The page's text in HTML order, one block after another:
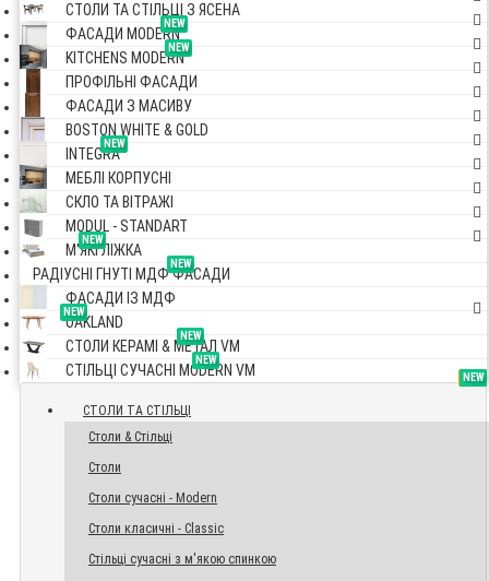
СТОЛИ ТА СТІЛЬЦІ З ЯСЕНА
NEW
ФАСАДИ MODERN
NEW
KITCHENS MODERN
ПРОФІЛЬНІ ФАСАДИ
ФАСАДИ З МАСИВУ
BOSTON WHITE & GOLD
NEW
INTEGRA
МЕБЛІ КОРПУСНІ
СКЛО ТА ВІТРАЖІ
MODUL - STANDART
NEW
М'ЯКІ ЛІЖКА
NEW
РАДІУСНІ ГНУТІ МДФ ФАСАДИ
ФАСАДИ ІЗ МДФ
NEW
OAKLAND
NEW
СТОЛИ КЕРАМІ & МЕТАЛ VM
NEW
СТІЛЬЦІ СУЧАСНІ MODERN VM TOP
СТОЛИ ТА СТІЛЬЦІ
Столи & Стільці
Столи
Столи сучасні - Modern
Столи класичні - Classic
Стільці сучасні з м'якою спинкою
NEW
NEW
NEW